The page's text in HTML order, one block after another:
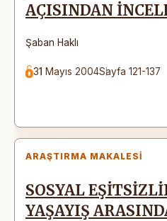
AÇISINDAN
Şaban Haklı
31 Mayıs 2004Sayfa 121-137
ARAŞTIRMA MAKALESI
SOSYAL
YAŞAYIŞ